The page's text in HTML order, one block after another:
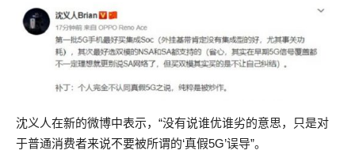
沈义人在新的微博中表示，“没有说谁优谁劣的意思，只是对
于普通消费者来说不要被所谓的‘真假5G’误导”。